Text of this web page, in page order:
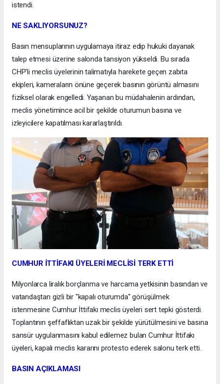
istendi.
NE SAKLIYORSUNUZ?
Basın mensuplarının uygulamaya itiraz edip hukuki dayanak
talep etmesi üzerine salonda tansiyon yükseldi. Bu sırada
CHP'li meclis üyelerinin talimatıyla harekete geçen zabıta
ekipleri, kameraların önüne geçerek basının görüntü almasını
fiziksel olarak engelledi. Yaşanan bu müdahalenin ardından,
meclis yönetimince acil bir şekilde oturumun basına ve
izleyicilere kapatılması kararlaştırıldı.
CUMHUR İTTİFAKI ÜYELERİ MECLİSİ TERK ETTİ
Milyonlarca liralık borçlanma ve harcama yetkisinin basından ve
vatandaştan gizli bir "kapalı oturumda" görüşülmek
istenmesine Cumhur İttifakı meclis üyeleri sert tepki gösterdi.
Toplantının şeffaflıktan uzak bir şekilde yürütülmesini ve basına
sansür uygulanmasını kabul edilemez bulan Cumhur İttifakı
üyeleri, kapalı meclis kararını protesto ederek salonu terk etti.
BASIN AÇIKLAMASI